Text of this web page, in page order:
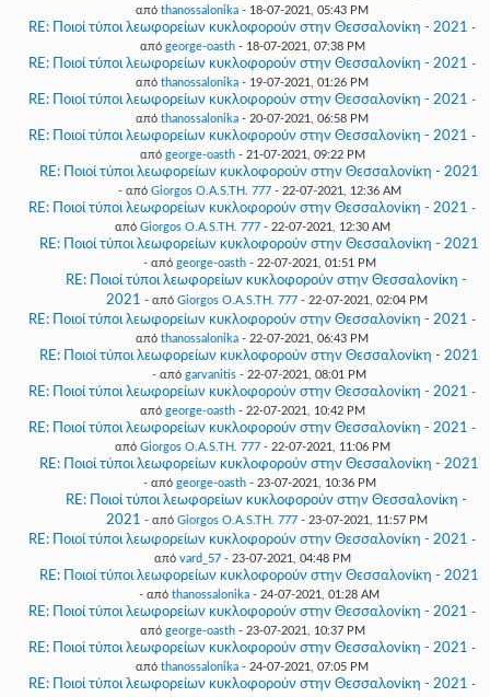
από thanossalonika - 18-07-2021, 05:43 PM
RE: Ποιοί τύποι λεωφορείων κυκλοφορούν στην Θεσσαλονίκη - 2021 -
από george-oasth- 18-07-2021, 07:38 PM
RE: Ποιοί τύποι λεωφορείων κυκλοφορούν στην Θεσσαλονίκη - 2021 -
από thanossalonika - 19-07-2021, 01:26 PM
RE: Ποιοί τύποι λεωφορείων κυκλοφορούν στην Θεσσαλονίκη - 2021 -
από thanossalonika - 20-07-2021, 06:58 PM
RE: Ποιοί τύποι λεωφορείων κυκλοφορούν στην Θεσσαλονίκη - 2021 -
από george-oasth- 21-07-2021, 09:22 PM
RE: Ποιοί τύποι λεωφορείων κυκλοφορούν στην Θεσσαλονίκη - 2021
- από Giorgos O.A.S.TH. 777- 22-07-2021, 12:36 AM
RE: Ποιοί τύποι λεωφορείων κυκλοφορούν στην Θεσσαλονίκη - 2021 -
από Giorgos O.A.S.TH. 777- 22-07-2021, 12:30 AM
RE: Ποιοί τύποι λεωφορείων κυκλοφορούν στην Θεσσαλονίκη - 2021
- από george-oasth- 22-07-2021, 01:51 PM
RE: Ποιοί τύποι λεωφορείων κυκλοφορούν στην Θεσσαλονίκη -
2021 - από Giorgos O.A.S.TH. 777- 22-07-2021, 02:04 PM
RE: Ποιοί τύποι λεωφορείων κυκλοφορούν στην Θεσσαλονίκη - 2021 -
από thanossalonika - 22-07-2021, 06:43 PM
RE: Ποιοί τύποι λεωφορείων κυκλοφορούν στην Θεσσαλονίκη - 2021
- από garvanitis - 22-07-2021, 08:01 PM
RE: Ποιοί τύποι λεωφορείων κυκλοφορούν στην Θεσσαλονίκη - 2021 -
από george-oasth- 22-07-2021, 10:42 PM
RE: Ποιοί τύποι λεωφορείων κυκλοφορούν στην Θεσσαλονίκη - 2021 -
από Giorgos O.A.S.TH. 777- 22-07-2021, 11:06 PM
RE: Ποιοί τύποι λεωφορείων κυκλοφορούν στην Θεσσαλονίκη - 2021
- από george-oasth- 23-07-2021, 10:36 PM
RE: Ποιοί τύποι λεωφορείων κυκλοφορούν στην Θεσσαλονίκη -
2021 - από Giorgos O.A.S.TH. 777- 23-07-2021, 11:57 PM
RE: Ποιοί τύποι λεωφορείων κυκλοφορούν στην Θεσσαλονίκη - 2021 -
από vard_57- 23-07-2021, 04:48 PM
RE: Ποιοί τύποι λεωφορείων κυκλοφορούν στην Θεσσαλονίκη - 2021
- από thanossalonika - 24-07-2021, 01:28 AM
RE: Ποιοί τύποι λεωφορείων κυκλοφορούν στην Θεσσαλονίκη - 2021 -
από george-oasth- 23-07-2021, 10:37 PM
RE: Ποιοί τύποι λεωφορείων κυκλοφορούν στην Θεσσαλονίκη - 2021 -
από thanossalonika - 24-07-2021, 07:05 PM
RE: Ποιοί τύποι λεωφορείων κυκλοφορούν στην Θεσσαλονίκη - 2021 -